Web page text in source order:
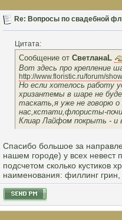
Re: Вопросы по свадебной
Цитата:
Сообщение от СветланаL
Вот здесь про крепление
http://www.floristic.ru/forum/
Но если хотелось работу
хризантемы в шаре не
таскать,я уже не говорю
нас,кстати,флористы-
Клиар Лайфом покрыть - и
Спасибо большое за
нашем городе) у всех невест
подсчетом сколько кустиков
наименования: филлинг